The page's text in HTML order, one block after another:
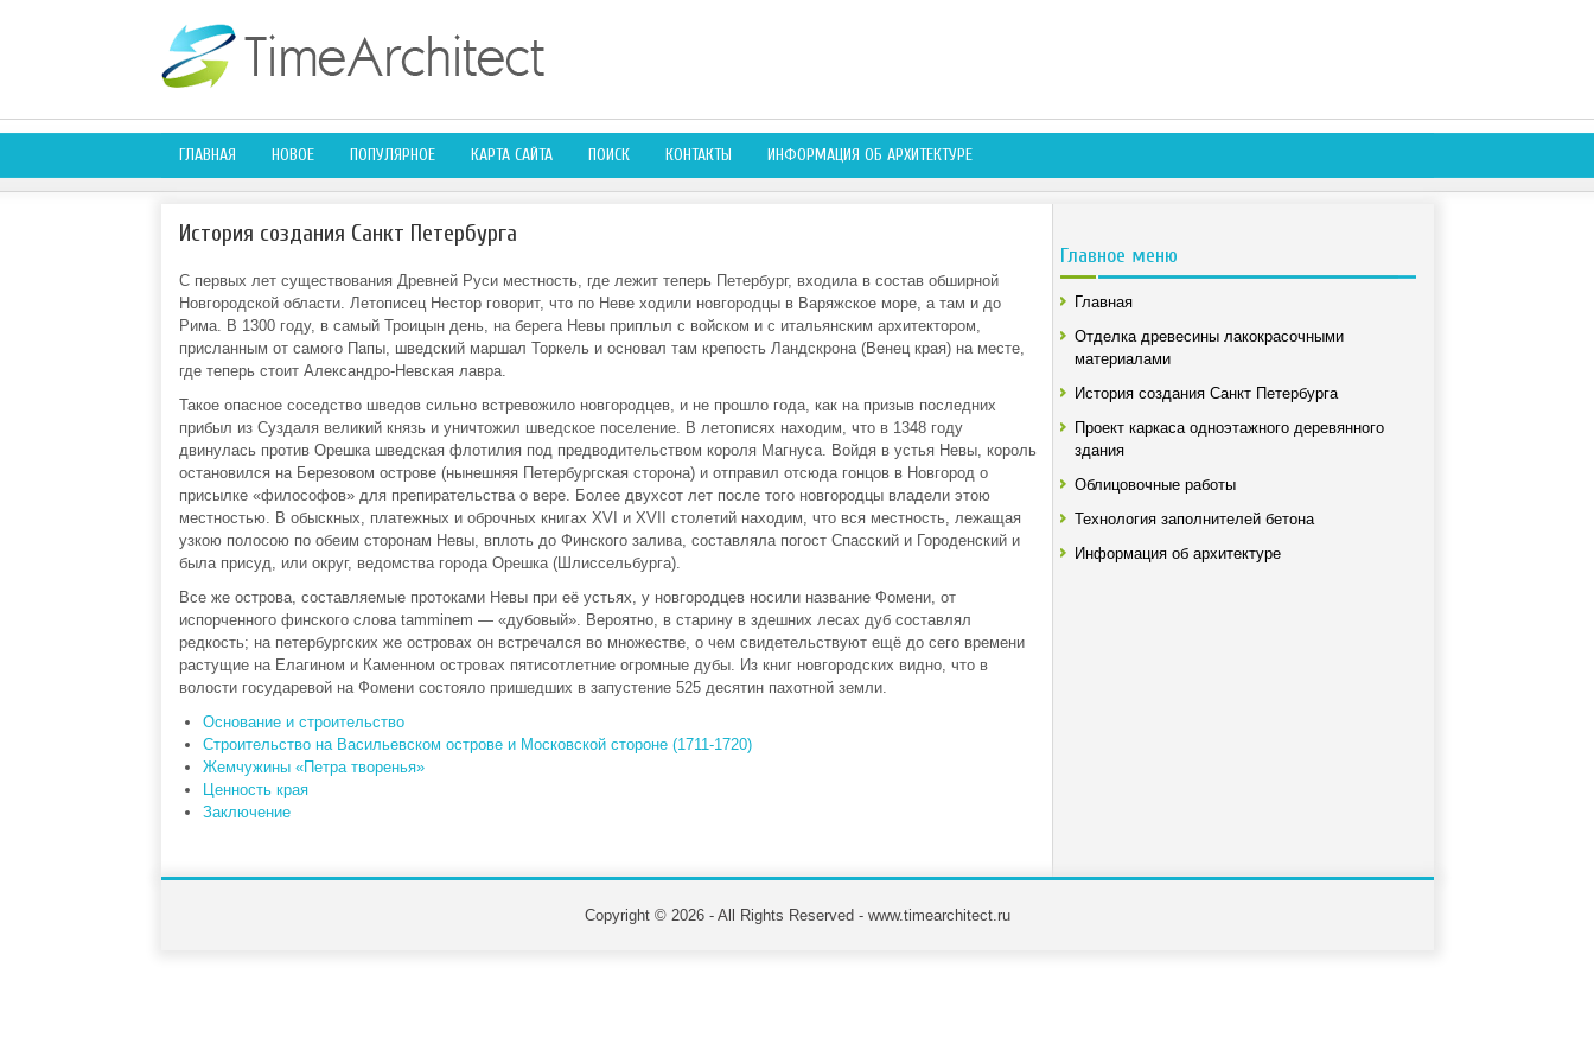
ГЛАВНАЯ НОВОЕ ПОПУЛЯРНОЕ КАРТА САЙТА ПОИСК КОНТАКТЫ ИНФОРМАЦИЯ ОБ АРХИТЕКТУРЕ
История создания Санкт Петербурга
С первых лет существования Древней Руси местность, где лежит теперь Петербург, входила в состав обширной
Новгородской области. Летописец Нестор говорит, что по Неве ходили новгородцы в Варяжское море, а там и до
Рима. В 1300 году, в самый Троицын день, на берега Невы приплыл с войском и с итальянским архитектором,
присланным от самого Папы, шведский маршал Торкель и основал там крепость Ландскрона (Венец края) на месте,
где теперь стоит Александро-Невская лавра.
Такое опасное соседство шведов сильно встревожило новгородцев, и не прошло года, как на призыв последних
прибыл из Суздаля великий князь и уничтожил шведское поселение. В летописях находим, что в 1348 году
двинулась против Орешка шведская флотилия под предводительством короля Магнуса. Войдя в устья Невы, король
остановился на Березовом острове (нынешняя Петербургская сторона) и отправил отсюда гонцов в Новгород о
присылке «философов» для препирательства о вере. Более двухсот лет после того новгородцы владели этою
местностью. В обыскных, платежных и оброчных книгах XVI и XVII столетий находим, что вся местность, лежащая
узкою полосою по обеим сторонам Невы, вплоть до Финского залива, составляла погост Спасский и Городенский и
была присуд, или округ, ведомства города Орешка (Шлиссельбурга).
Все же острова, составляемые протоками Невы при её устьях, у новгородцев носили название Фомени, от
испорченного финского слова tamminem — «дубовый». Вероятно, в старину в здешних лесах дуб составлял
редкость; на петербургских же островах он встречался во множестве, о чем свидетельствуют ещё до сего времени
растущие на Елагином и Каменном островах пятисотлетние огромные дубы. Из книг новгородских видно, что в
волости государевой на Фомени состояло пришедших в запустение 525 десятин пахотной земли.
Основание и строительство
Строительство на Васильевском острове и Московской стороне (1711-1720)
Жемчужины «Петра творенья»
Ценность края
Заключение
Главное меню
Главная
Отделка древесины лакокрасочными
материалами
История создания Санкт Петербурга
Проект каркаса одноэтажного деревянного
здания
Облицовочные работы
Технология заполнителей бетона
Информация об архитектуре
Copyright © 2026 - All Rights Reserved - www.timearchitect.ru